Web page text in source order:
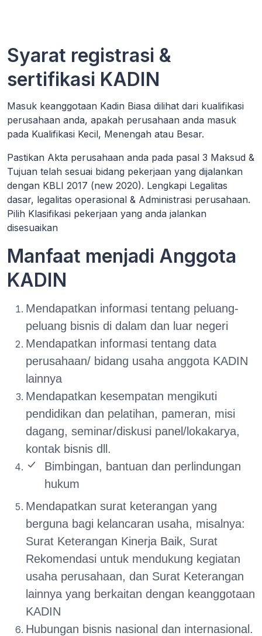
Syarat registrasi &
sertifikasi KADIN
Masuk keanggotaan Kadin Biasa dilihat dari kualifikasi
perusahaan anda, apakah perusahaan anda masuk
pada Kualifikasi Kecil, Menengah atau Besar.
Pastikan Akta perusahaan anda pada pasal 3 Maksud &
Tujuan telah sesuai bidang pekerjaan yang dijalankan
dengan KBLI 2017 (new 2020). Lengkapi Legalitas
dasar, legalitas operasional & Administrasi perusahaan.
Pilih Klasifikasi pekerjaan yang anda jalankan
disesuaikan
Manfaat menjadi Anggota
KADIN
Mendapatkan informasi tentang peluang-
peluang bisnis di dalam dan luar negeri
Mendapatkan informasi tentang data
perusahaan/ bidang usaha anggota KADIN
lainnya
Mendapatkan kesempatan mengikuti
pendidikan dan pelatihan, pameran, misi
dagang, seminar/diskusi panel/lokakarya,
kontak bisnis dll.
Bimbingan, bantuan dan perlindungan
hukum
Mendapatkan surat keterangan yang
berguna bagi kelancaran usaha, misalnya:
Surat Keterangan Kinerja Baik, Surat
Rekomendasi untuk mendukung kegiatan
usaha perusahaan, dan Surat Keterangan
lainnya yang berkaitan dengan keanggotaan
KADIN
Hubungan bisnis nasional dan internasional.